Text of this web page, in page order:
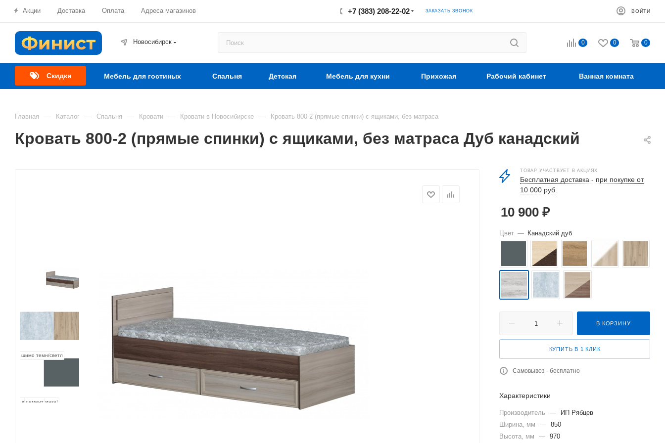
Акции Доставка Оплата Адреса магазинов +7 (383) 208-22-02 ЗАКАЗАТЬ ЗВОНОК ВОЙТИ
Новосибирск 0 0 0
Скидки Мебель для гостиных Спальня Детская Мебель для кухни Прихожая Рабочий кабинет Ванная комната
Главная — Каталог — Спальня — Кровати — Кровати в Новосибирске — Кровать 800-2 (прямые спинки) с ящиками, без матраса
Кровать 800-2 (прямые спинки) с ящиками, без матраса Дуб канадский
ясень шимо темн/светл
дуб юстус-новинка!
цемент
ТОВАР УЧАСТВУЕТ В АКЦИЯХ
Бесплатная доставка - при покупке от
10 000 руб.
10 900 ₽
Цвет — Канадский дуб
В КОРЗИНУ
КУПИТЬ В 1 КЛИК
Самовывоз - бесплатно
Характеристики
Производитель —
ИП Рябцев
Ширина, мм
— 850
Высота, мм
— 970